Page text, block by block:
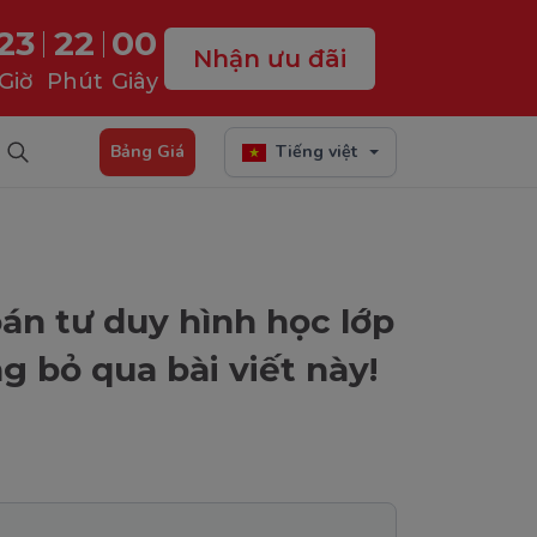
21
Phút
59
Giây
Nhận ưu đãi
Bảng Giá Tiếng việt
tư duy hình học lớp
bỏ qua bài viết này!